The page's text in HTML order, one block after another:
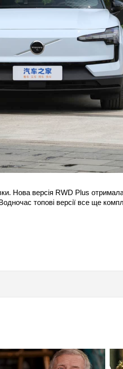
Нова версія RWD Plus
топові версії все ще